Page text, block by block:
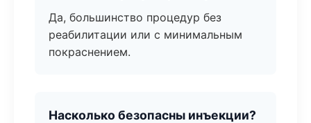
Да, большинство процедур без
реабилитации или с минимальным
покраснением.
Насколько безопасны инъекции?